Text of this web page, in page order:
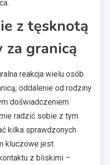
z tęsknotą
za granicą
reakcja wielu osób
oddalenie od rodziny
doświadczeniem
radzić sobie z tym
kilka sprawdzonych
kluczowe jest
z bliskimi –